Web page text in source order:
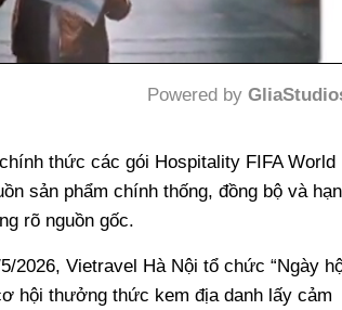
Powered by
thức các gói Hospitality FIFA World
sản phẩm chính thống, đồng bộ và hạn
rõ nguồn gốc.
2026, Vietravel Hà Nội tổ chức “Ngày
hội thưởng thức kem địa danh lấy cảm